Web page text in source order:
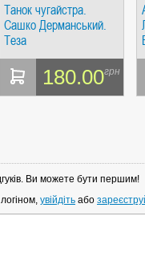
Танок чугайстра.
Сашко Дерманський.
Теза
180.00грн
Ви можете бути першим!
увійдіть або